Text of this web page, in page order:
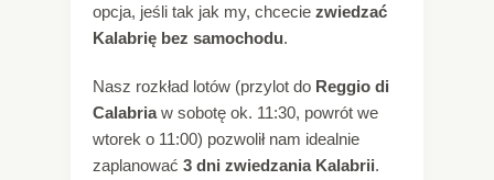
opcja, jeśli tak jak my, chcecie zwiedzać
Kalabrię bez samochodu.
Nasz rozkład lotów (przylot do Reggio di
Calabriaw sobotę ok. 11:30, powrót we
wtorek o 11:00) pozwolił nam idealnie
zaplanować 3 dni zwiedzania Kalabrii.